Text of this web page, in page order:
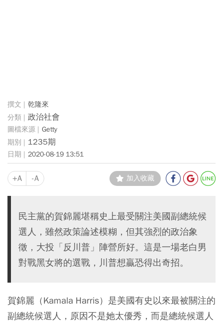
乾隆來
政治社會
Getty
1235期
2020-08-19 13:51
+A -A 加入收藏
民主黨的賀錦麗堪稱史上最受關注美國副總統候
選人，雖然政策論述模糊，但其強烈的政治象
徵，大投「反川普」陣營所好。這是一場老白男
對戰黑女將的選戰，川普想贏恐得出奇招。
賀錦麗（Kamala Harris）是美國有史以來最被關注的
副總統候選人，原因不是她太優秀，而是總統候選人